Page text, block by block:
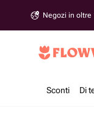
Negozi in oltre
Sconti Di